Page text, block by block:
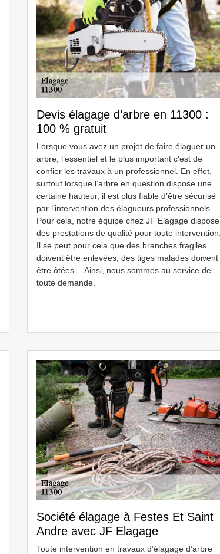
Devis élagage d’arbre en 11300 :
100 % gratuit
Lorsque vous avez un projet de faire élaguer un
arbre, l’essentiel et le plus important c'est de
confier les travaux à un professionnel. En effet,
surtout lorsque l’arbre en question dispose une
certaine hauteur, il est plus fiable d’être sécurisé
par l’intervention des élagueurs professionnels.
Pour cela, notre équipe chez JF Elagage dispose
des prestations de qualité pour toute intervention.
Il se peut pour cela que des branches fragiles
doivent être enlevées, des tiges malades doivent
être ôtées… Ainsi, nous sommes au service de
toute demande.
Société élagage à Festes Et Saint
Andre avec JF Elagage
Toute intervention en travaux d’élagage d’arbre